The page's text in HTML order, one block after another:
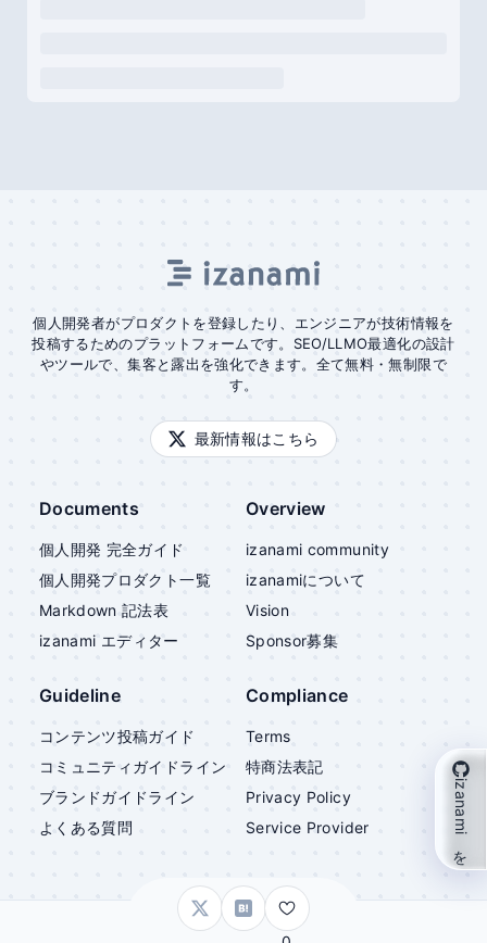
個人開発者がプロダクトを登録したり、エンジニアが技術情報を
投稿するためのプラットフォームです。SEO/LLMO最適化の設計
やツールで、集客と露出を強化できます。全て無料・無制限で
す。
最新情報はこちら
Documents
個人開発 完全ガイド
個人開発プロダクト一覧
Markdown 記法表
izanami エディター
Overview
izanami community
izanamiについて
Vision
Sponsor募集
Guideline
コンテンツ投稿ガイド
コミュニティガイドライン
ブランドガイドライン
よくある質問
Compliance
Terms
特商法表記
Privacy Policy
Service Provider
izanami を支援